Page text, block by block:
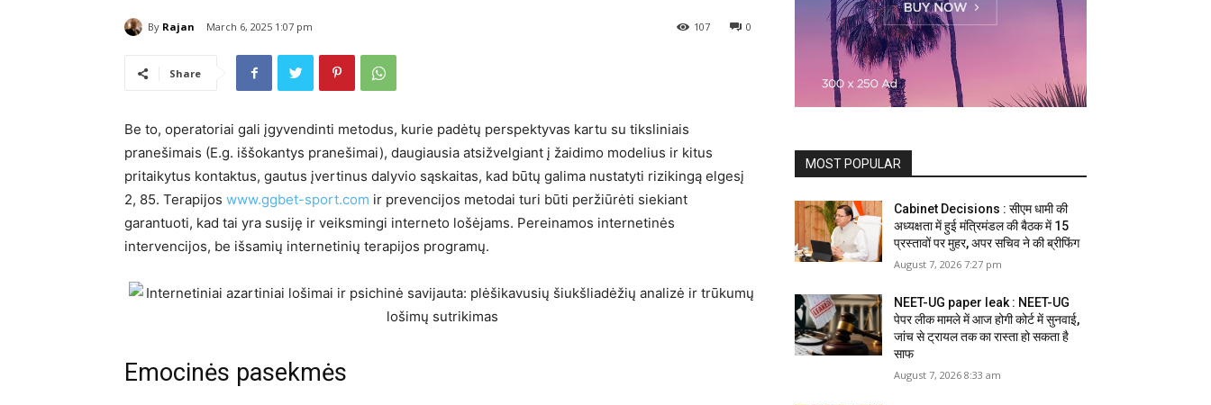
By Rajan March 6, 2025 1:07 pm 0
107
Share
Be to, operatoriai gali įgyvendinti metodus, kurie padėtų perspektyvas kartu su tiksliniais
pranešimais (E.g. iššokantys pranešimai), daugiausia atsižvelgiant į žaidimo modelius ir kitus
pritaikytus kontaktus, gautus įvertinus dalyvio sąskaitas, kad būtų galima nustatyti rizikingą elgesį
2, 85. Terapijos www.ggbet-sport.com ir prevencijos metodai turi būti peržiūrėti siekiant
garantuoti, kad tai yra susiję ir veiksmingi interneto lošėjams. Pereinamos internetinės
intervencijos, be išsamių internetinių terapijos programų.
Emocinės pasekmės
MOST POPULAR
Cabinet Decisions : सीएम धामी की
अध्यक्षता में हुई मंत्रिमंडल की बैठक में 15
प्रस्तावों पर मुहर, अपर सचिव ने की ब्रीफिंग
August 7, 2026 7:27 pm
NEET-UG paper leak : NEET-UG
पेपर लीक मामले में आज होगी कोर्ट में सुनवाई,
जांच से ट्रायल तक का रास्ता हो सकता है
साफ
August 7, 2026 8:33 am